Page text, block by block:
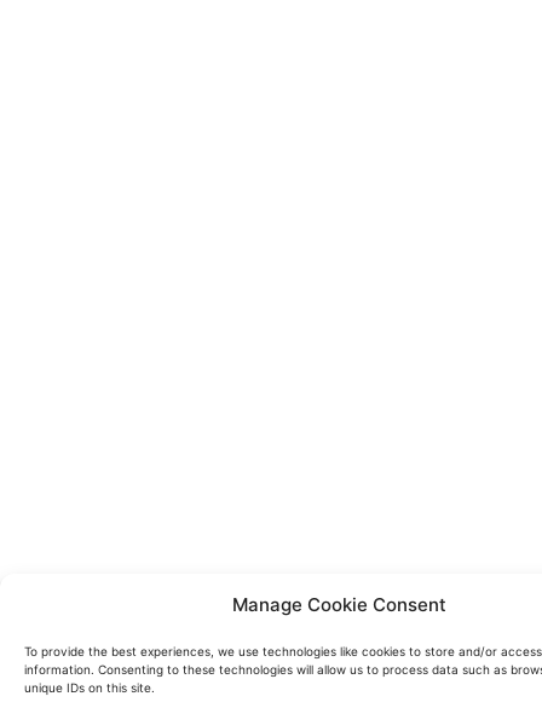
Manage Cookie Consent
To provide the best experiences, we use technologies like cookies to store and/or
information. Consenting to these technologies will allow us to process data such as
unique IDs on this site.